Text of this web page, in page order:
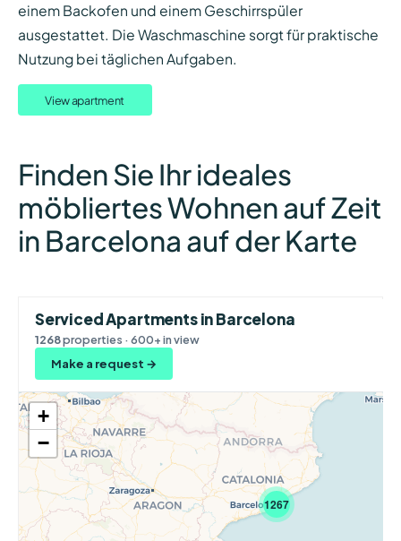
einem Backofen und einem Geschirrspüler
ausgestattet. Die Waschmaschine sorgt für praktische
Nutzung bei täglichen Aufgaben.
View apartment
Finden Sie Ihr ideales
möbliertes Wohnen auf Zeit
in Barcelona auf der Karte